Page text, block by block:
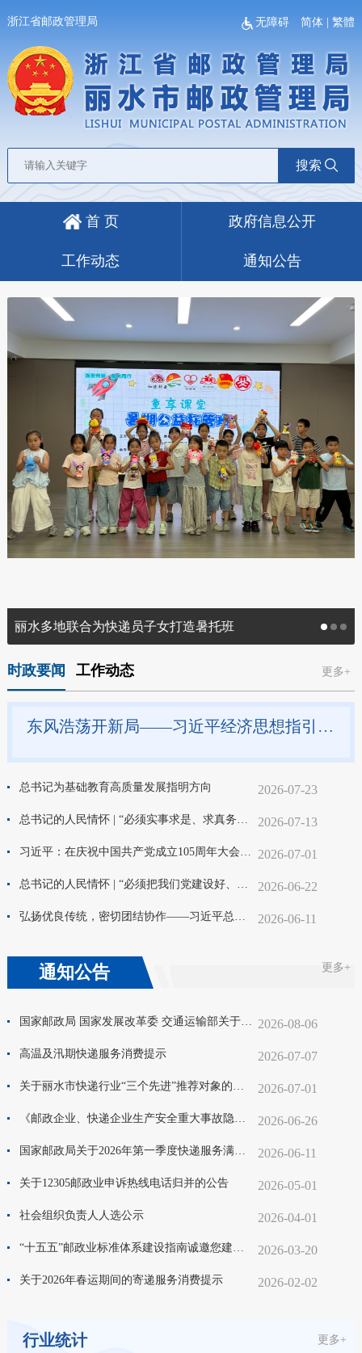
浙江省邮政管理局 无障碍 简体 |繁體
搜索
首 页 政府信息公开
工作动态 通知公告
丽水多地联合为快递员子女打造暑托班
时政要闻 工作动态 更多+
东风浩荡开新局——习近平经济思想指引中国经济高质量发展行稳致远
总书记为基础教育高质量发展指明方向 2026-07-23
总书记的人民情怀 | “必须实事求是、求真务实、真抓实干” 2026-07-13
习近平：在庆祝中国共产党成立105周年大会上的讲话 2026-07-01
总书记的人民情怀 | “必须把我们党建设好、建设强” 2026-06-22
弘扬优良传统，密切团结协作——习近平总书记对朝鲜进行国事访问在中朝关系发展史上具有重要里程碑意义 2026-06-11
通知公告 更多+
国家邮政局 国家发展改革委 交通运输部关于印发《邮政业发展“十五五”规划》的通知 2026-08-06
高温及汛期快递服务消费提示 2026-07-07
关于丽水市快递行业“三个先进”推荐对象的公示 2026-07-01
《邮政企业、快递企业生产安全重大事故隐患判定标准》（第1-4期）视频解读 2026-06-26
国家邮政局关于2026年第一季度快递服务满意度调查和时限妥投率测试结果的通告 2026-06-11
关于12305邮政业申诉热线电话归并的公告 2026-05-01
社会组织负责人人选公示 2026-04-01
“十五五”邮政业标准体系建设指南诚邀您建言献策 2026-03-20
关于2026年春运期间的寄递服务消费提示 2026-02-02
行业统计 更多+